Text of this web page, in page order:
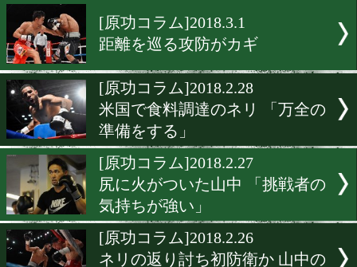
タイソン!
[原功コラム]2018.3.5
1試合で440億円のスーパー
チ!
[原功コラム]2018.3.1
距離を巡る攻防がカギ
[原功コラム]2018.2.28